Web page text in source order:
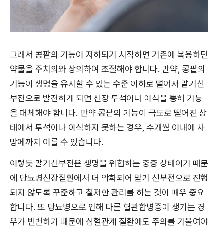
그래서 콩팥의 기능이 저하되기 시작하면 기존에 복용하던
약물을 주치의와 상의하여 조절해야 합니다. 만약, 콩팥의
기능이 생명을 유지할 수 있는 수준 이하로 떨어져 말기신
부전으로 발전하게 되면 신장 투석이나 이식을 통해 기능
을 대체해야 합니다. 만약 콩팥의 기능이 극도로 떨어진 상
태에서 투석이나 이식하지 못하는 경우, 수개월 이내에 사
망에까지 이를 수 있습니다.
이렇듯 말기신부전은 생명을 위협하는 중증 상태이기 때문
에 당뇨병신장질환에서 더 악화되어 말기 신부전으로 진행
되지 않도록 꾸준하고 철저한 관리를 하는 것이 매우 중요
합니다. 또 당뇨병으로 인해 다른 혈관합병증이 생기는 경
우가 빈번하기 때문에 심혈관계 질환에도 주의를 기울여야